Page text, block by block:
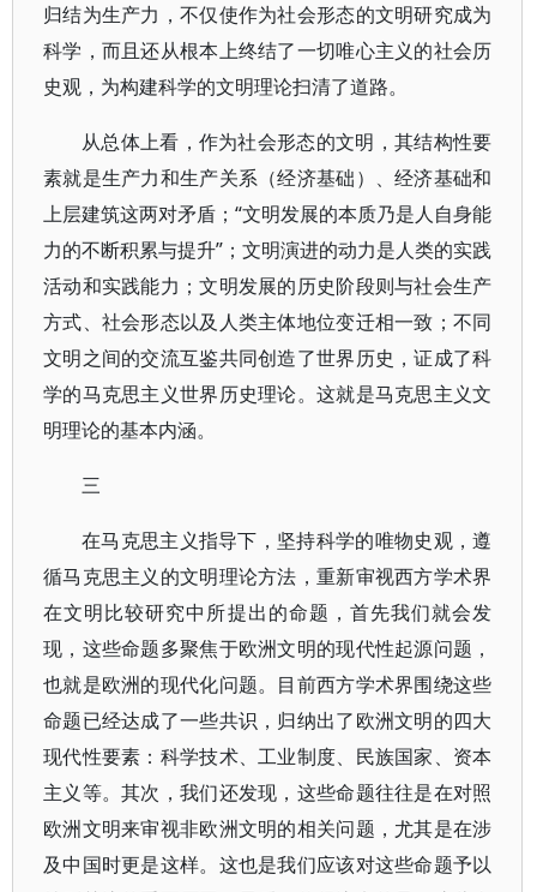
归结为生产力，不仅使作为社会形态的文明研究成为
科学，而且还从根本上终结了一切唯心主义的社会历
史观，为构建科学的文明理论扫清了道路。
从总体上看，作为社会形态的文明，其结构性要
素就是生产力和生产关系（经济基础）、经济基础和
上层建筑这两对矛盾；“文明发展的本质乃是人自身能
力的不断积累与提升”；文明演进的动力是人类的实践
活动和实践能力；文明发展的历史阶段则与社会生产
方式、社会形态以及人类主体地位变迁相一致；不同
文明之间的交流互鉴共同创造了世界历史，证成了科
学的马克思主义世界历史理论。这就是马克思主义文
明理论的基本内涵。
三
在马克思主义指导下，坚持科学的唯物史观，遵
循马克思主义的文明理论方法，重新审视西方学术界
在文明比较研究中所提出的命题，首先我们就会发
现，这些命题多聚焦于欧洲文明的现代性起源问题，
也就是欧洲的现代化问题。目前西方学术界围绕这些
命题已经达成了一些共识，归纳出了欧洲文明的四大
现代性要素：科学技术、工业制度、民族国家、资本
主义等。其次，我们还发现，这些命题往往是在对照
欧洲文明来审视非欧洲文明的相关问题，尤其是在涉
及中国时更是这样。这也是我们应该对这些命题予以